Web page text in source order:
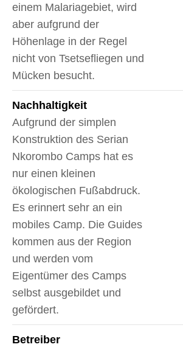
einem Malariagebiet, wird
aber aufgrund der
Höhenlage in der Regel
nicht von Tsetsefliegen und
Mücken besucht.
Nachhaltigkeit
Aufgrund der simplen
Konstruktion des Serian
Nkorombo Camps hat es
nur einen kleinen
ökologischen Fußabdruck.
Es erinnert sehr an ein
mobiles Camp. Die Guides
kommen aus der Region
und werden vom
Eigentümer des Camps
selbst ausgebildet und
gefördert.
Betreiber